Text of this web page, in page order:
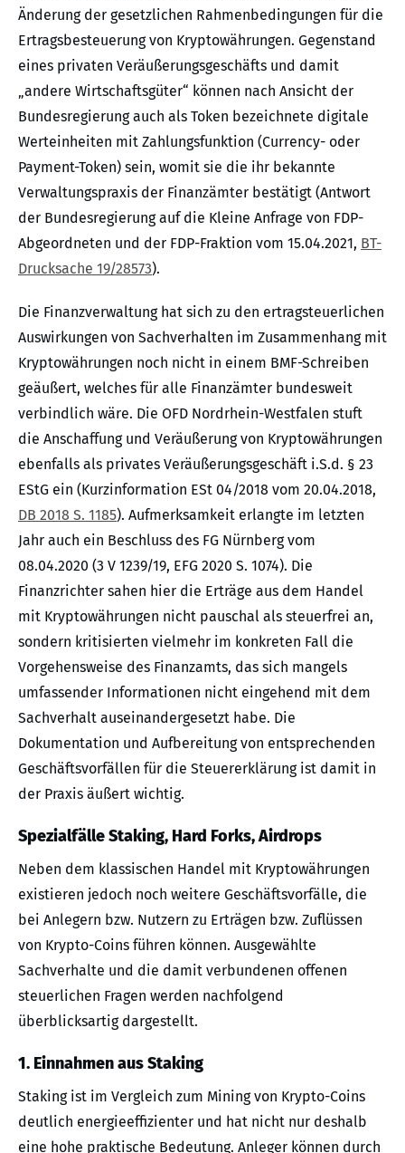
Änderung der gesetzlichen Rahmenbedingungen für die
Ertragsbesteuerung von Kryptowährungen. Gegenstand
eines privaten Veräußerungsgeschäfts und damit
„andere Wirtschaftsgüter“ können nach Ansicht der
Bundesregierung auch als Token bezeichnete digitale
Werteinheiten mit Zahlungsfunktion (Currency- oder
Payment-Token) sein, womit sie die ihr bekannte
Verwaltungspraxis der Finanzämter bestätigt (Antwort
der Bundesregierung auf die Kleine Anfrage von FDP-
Abgeordneten und der FDP-Fraktion vom 15.04.2021, BT-
Drucksache 19/28573).
Die Finanzverwaltung hat sich zu den ertragsteuerlichen
Auswirkungen von Sachverhalten im Zusammenhang mit
Kryptowährungen noch nicht in einem BMF-Schreiben
geäußert, welches für alle Finanzämter bundesweit
verbindlich wäre. Die OFD Nordrhein-Westfalen stuft
die Anschaffung und Veräußerung von Kryptowährungen
ebenfalls als privates Veräußerungsgeschäft i.S.d. § 23
EStG ein (Kurzinformation ESt 04/2018 vom 20.04.2018,
DB 2018 S. 1185). Aufmerksamkeit erlangte im letzten
Jahr auch ein Beschluss des FG Nürnberg vom
08.04.2020 (3 V 1239/19, EFG 2020 S. 1074). Die
Finanzrichter sahen hier die Erträge aus dem Handel
mit Kryptowährungen nicht pauschal als steuerfrei an,
sondern kritisierten vielmehr im konkreten Fall die
Vorgehensweise des Finanzamts, das sich mangels
umfassender Informationen nicht eingehend mit dem
Sachverhalt auseinandergesetzt habe. Die
Dokumentation und Aufbereitung von entsprechenden
Geschäftsvorfällen für die Steuererklärung ist damit in
der Praxis äußert wichtig.
Spezialfälle Staking, Hard Forks, Airdrops
Neben dem klassischen Handel mit Kryptowährungen
existieren jedoch noch weitere Geschäftsvorfälle, die
bei Anlegern bzw. Nutzern zu Erträgen bzw. Zuflüssen
von Krypto-Coins führen können. Ausgewählte
Sachverhalte und die damit verbundenen offenen
steuerlichen Fragen werden nachfolgend
überblicksartig dargestellt.
1. Einnahmen aus Staking
Staking ist im Vergleich zum Mining von Krypto-Coins
deutlich energieeffizienter und hat nicht nur deshalb
eine hohe praktische Bedeutung. Anleger können durch